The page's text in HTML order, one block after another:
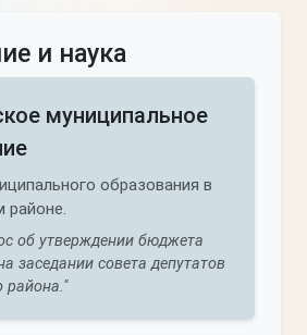
и наука
муниципальное
образования в
районе.
об утверждении бюджета
заседании совета депутатов
района."